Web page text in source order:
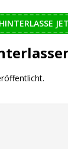
HINTERLASSE